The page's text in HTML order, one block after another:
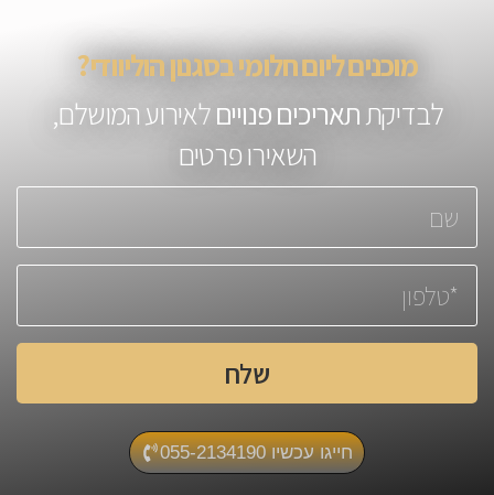
מוכנים ליום חלומי בסגנון הוליוודי?
לבדיקתתאריכים פנוייםלאירוע המושלם,
השאירו פרטים
שלח
חייגו עכשיו 055-2134190